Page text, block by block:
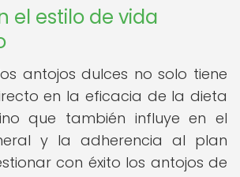
el estilo de vida
antojos dulces no solo tiene
en la eficacia de la dieta
que también influye en el
y la adherencia al plan
con éxito los antojos de